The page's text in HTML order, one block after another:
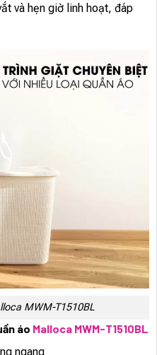
và hẹn giờ linh hoạt, đáp
MWM-T1510BL
áo Malloca MWM-T1510BL
ngang